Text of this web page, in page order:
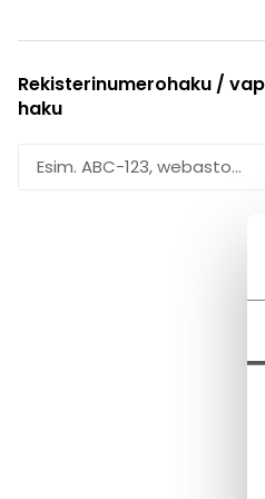
Rekisterinumerohaku /
haku